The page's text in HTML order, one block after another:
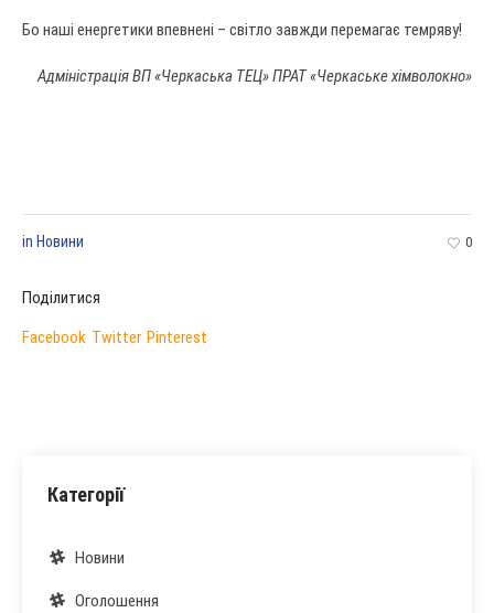
Бо наші енергетики впевнені – світло завжди перемагає темряву!
Адміністрація ВП «Черкаська ТЕЦ» ПРАТ «Черкаське хімволокно»
0
in Новини
Поділитися
Facebook Twitter Pinterest
Категорії
Новини
Оголошення